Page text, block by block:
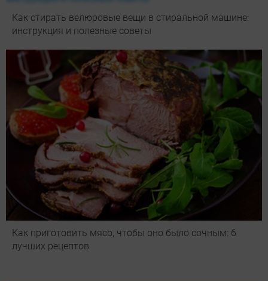
Как стирать велюровые вещи в стиральной машине:
инструкция и полезные советы
Как приготовить мясо, чтобы оно было сочным: 6
лучших рецептов